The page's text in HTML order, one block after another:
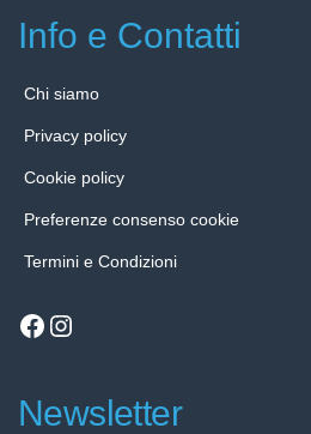
Info e Contatti
Chi siamo
Privacy policy
Cookie policy
Preferenze consenso cookie
Termini e Condizioni
Facebook
Instagram
Newsletter